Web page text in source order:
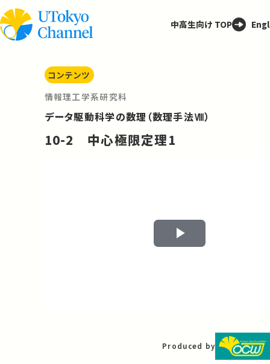
中高生向け TOP
コンテンツ
情報理工学系研究科
データ駆動科学の数理（数理手法Ⅷ）
10-2 中心極限定理1
Play
Produced by